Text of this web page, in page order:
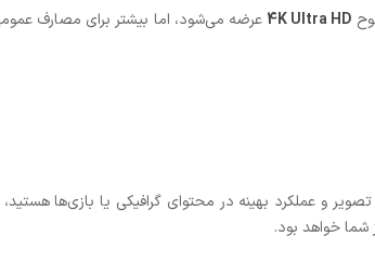
4K Ultra HD
تصویر و عملکرد بهینه در محتوای گرافیکی یا بازی‌ها
شما خواهد بود.